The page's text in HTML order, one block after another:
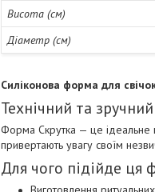
Висота (см)
Діаметр (см)
Силіконова форма для
Технічний та
Форма Скрутка — це ідеальне
привертають увагу своїм
Для чого підійде ця